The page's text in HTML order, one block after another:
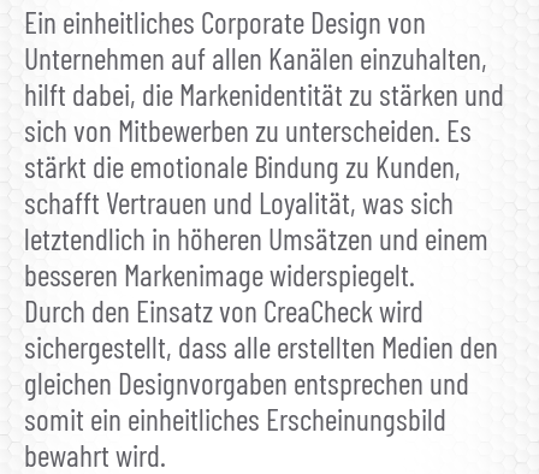
Ein einheitliches Corporate Design von
Unternehmen auf allen Kanälen einzuhalten,
hilft dabei, die Markenidentität zu stärken und
sich von Mitbewerben zu unterscheiden. Es
stärkt die emotionale Bindung zu Kunden,
schafft Vertrauen und Loyalität, was sich
letztendlich in höheren Umsätzen und einem
besseren Markenimage widerspiegelt.
Durch den Einsatz von CreaCheck wird
sichergestellt, dass alle erstellten Medien den
gleichen Designvorgaben entsprechen und
somit ein einheitliches Erscheinungsbild
bewahrt wird.